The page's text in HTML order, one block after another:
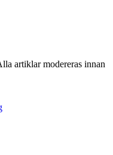
artiklar modereras innan